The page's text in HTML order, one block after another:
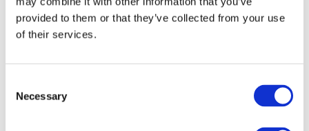
provided to them or that they’ve collected from your use
of their services.
Selection
Necessary